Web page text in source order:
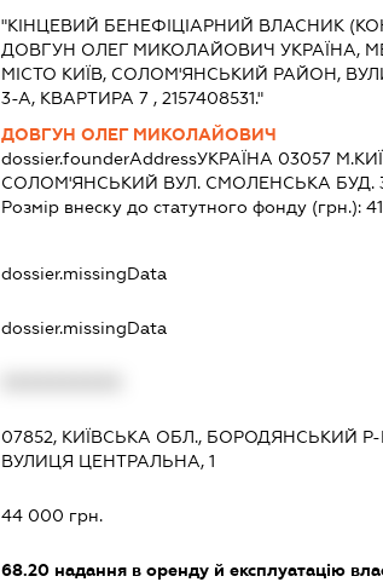
"КІНЦЕВИЙ БЕНЕФІЦІАРНИЙ ВЛАСНИК
ДОВГУН ОЛЕГ МИКОЛАЙОВИЧ УКРАЇНА, МЕ
МІСТО КИЇВ, СОЛОМ'ЯНСЬКИЙ РАЙОН,
3-А, КВАРТИРА 7 , 2157408531."
ДОВГУН ОЛЕГ МИКОЛАЙОВИЧ
dossier.founderAddressУКРАЇНА 03057
СОЛОМ'ЯНСЬКИЙ ВУЛ. СМОЛЕНСЬКА БУД.
Розмір внеску до статутного фонду (грн.):
dossier.missingData
dossier.missingData
07852, КИЇВСЬКА ОБЛ., БОРОДЯНСЬКИЙ
ВУЛИЦЯ ЦЕНТРАЛЬНА, 1
44 000 грн.
68.20 надання в оренду й експлуатацію